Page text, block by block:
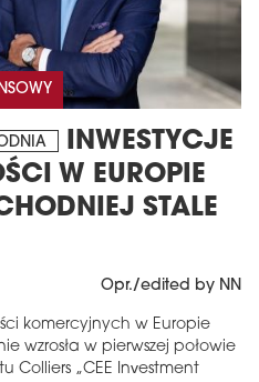
INWESTYCJE
W EUROPIE
STALE
Opr./edited by NN
komercyjnych w Europie
wzrosła w pierwszej połowie
Colliers „CEE Investment